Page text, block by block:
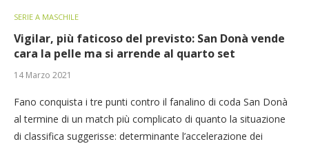
SERIE A MASCHILE
Vigilar, più faticoso del previsto: San Donà vende
cara la pelle ma si arrende al quarto set
14 Marzo 2021
Fano conquista i tre punti contro il fanalino di coda San Donà
al termine di un match più complicato di quanto la situazione
di classifica suggerisse: determinante l’accelerazione dei